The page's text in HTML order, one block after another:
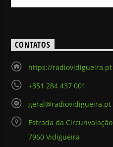
CONTATOS
https://radiovidigueira.pt
+351 284 437 001
geral@radiovidigueira.pt
Estrada da Circunvalação
7960 Vidigueira